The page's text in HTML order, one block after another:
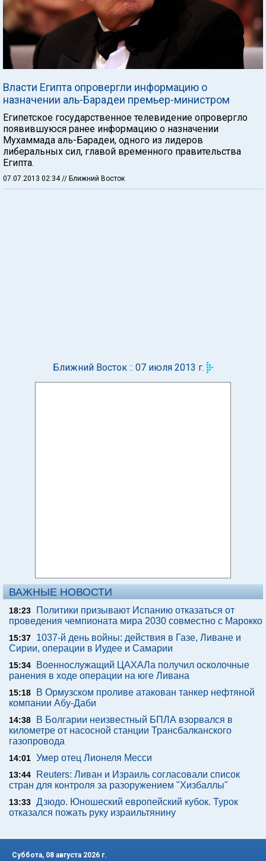
Власти Египта опровергли информацию о
назначении аль-Барадеи премьер-министром
Египетское государственное телевидение опровергло
появившуюся ранее информацию о назначении
Мухаммада аль-Барадеи, одного из лидеров
либеральных сил, главой временного правительства
Египта.
07.07.2013 02:34// Ближний Восток
Ближний Восток :: 07 июля 2013 г.
ВАЖНЫЕ НОВОСТИ
18:23
Политики призывают Испанию отказаться от
проведения чемпионата мира 2030 совместно с Марокко
15:37
1037-й день войны: действия в Газе, Ливане и
Сирии, операции в Иудее и Самарии
15:34
Военнослужащий ЦАХАЛа получил осколочные
ранения в ходе операции на юге Ливана
15:18
В Ормузском проливе атакован танкер нефтяной
компании Абу-Даби
14:38
В Болгарии неизвестный БПЛА взорвался в
километре от насосной станции Трансбалканского
газопровода
14:01 Умер отец Лионеля Месси
13:44
Reuters: Ливан и Израиль согласовали список
стран для контроля за разоружением "Хизбаллы"
13:33 Дзюдо. Юношеский европейский кубок. Турок
отказался пожать руку израильтянину
Суббота, 08 августа 2026 г.